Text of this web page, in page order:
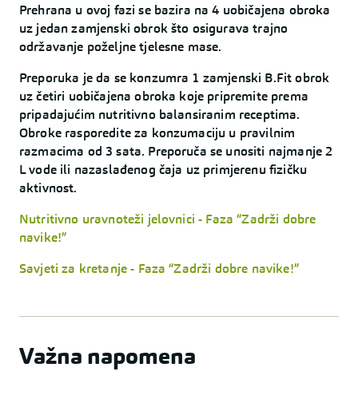
Prehrana u ovoj fazi se bazira na 4 uobičajena obroka
uz jedan zamjenski obrok što osigurava trajno
održavanje poželjne tjelesne mase.
Preporuka je da se konzumra 1 zamjenski B.Fit obrok
uz četiri uobičajena obroka koje pripremite prema
pripadajućim nutritivno balansiranim receptima.
Obroke rasporedite za konzumaciju u pravilnim
razmacima od 3 sata. Preporuča se unositi najmanje 2
L vode ili nazaslađenog čaja uz primjerenu fizičku
aktivnost.
Nutritivno uravnoteži jelovnici - Faza “Zadrži dobre
navike!”
Savjeti za kretanje - Faza “Zadrži dobre navike!”
Važna napomena